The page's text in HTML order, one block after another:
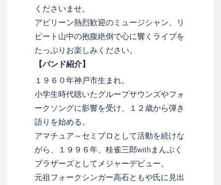
くださいませ。
アビリーン熱烈歓迎のミュージシャン、リ
ピート山中の抱腹絶倒で心に響くライブを
たっぷりお楽しみください。
【バンド紹介】
１９６０年神戸市生まれ。
小学生時代聴いたグループサウンズやフォ
ークソングに影響を受け、１２歳から弾き
語りを始める。
アマチュア～セミプロとして活動を続けな
がら、１９９６年、桂雀三郎withまんぷく
ブラザーズとしてメジャーデビュー。
元祖フォークシンガー高石ともや氏に見出